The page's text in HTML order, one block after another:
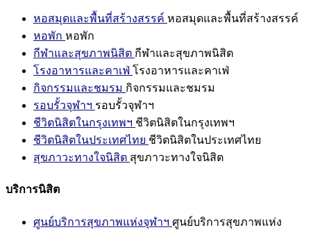
หอสมุดและพื้นที่สร้างสรรค์ หอสมุดและพื้นที่สร้างสรรค์
หอพัก หอพัก
กีฬาและสุขภาพนิสิต กีฬาและสุขภาพนิสิต
โรงอาหารและคาเฟ่ โรงอาหารและคาเฟ่
กิจกรรมและชมรม กิจกรรมและชมรม
รอบรั้วจุฬาฯ รอบรั้วจุฬาฯ
ชีวิตนิสิตในกรุงเทพฯ ชีวิตนิสิตในกรุงเทพฯ
ชีวิตนิสิตในประเทศไทย ชีวิตนิสิตในประเทศไทย
สุขภาวะทางใจนิสิต สุขภาวะทางใจนิสิต
บริการนิสิต
ศูนย์บริการสุขภาพแห่งจุฬาฯ ศูนย์บริการสุขภาพแห่ง